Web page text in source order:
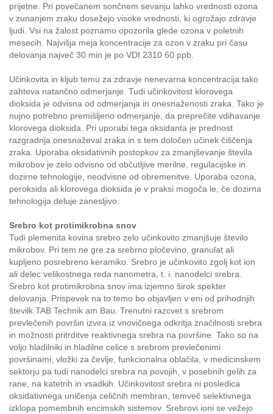
prijetne. Pri povečanem sončnem sevanju lahko vrednosti ozona
v zunanjem zraku dosežejo visoke vrednosti, ki ogrožajo zdravje
ljudi. Vsi na žalost poznamo opozorila glede ozona v poletnih
mesecih. Najvišja meja koncentracije za ozon v zraku pri času
delovanja največ 30 min je po VDI 2310 60 ppb.
Učinkovita in kljub temu za zdravje nenevarna koncentracija tako
zahteva natančno odmerjanje. Tudi učinkovitost klorovega
dioksida je odvisna od odmerjanja in onesnaženosti zraka. Tako je
nujno potrebno premišljeno odmerjanje, da preprečite vdihavanje
klorovega dioksida. Pri uporabi tega oksidanta je prednost
razgradnja onesnaževal zraka in s tem določen učinek čiščenja
zraka. Uporaba oksidativnih postopkov za zmanjševanje števila
mikrobov je zelo odvisno od občutljive merilne, regulacijske in
dozirne tehnologije, neodvisne od obremenitve. Uporaba ozona,
peroksida ali klorovega dioksida je v praksi mogoča le, če dozirna
tehnologija deluje zanesljivo.
Srebro kot protimikrobna snov
Tudi plemenita kovina srebro zelo učinkovito zmanjšuje število
mikrobov. Pri tem ne gre za srebrno pločevino, granulat ali
kupljeno posrebreno keramiko. Srebro je učinkovito zgolj kot ion
ali delec velikostnega reda nanometra, t. i. nanodelci srebra.
Srebro kot protimikrobna snov ima izjemno širok spekter
delovanja. Prispevek na to temo bo objavljen v eni od prihodnjih
številk TAB Technik am Bau. Trenutni razcvet s srebrom
prevlečenih površin izvira iz vnovičnega odkritja značilnosti srebra
in možnosti pritrditve reaktivnega srebra na površine. Tako so na
voljo hladilniki in hladilne celice s srebrom prevlečenimi
površinami, vložki za čevlje, funkcionalna oblačila, v medicinskem
sektorju pa tudi nanodelci srebra na povojih, v posebnih gelih za
rane, na katetrih in vsadkih. Učinkovitost srebra ni posledica
oksidativnega uničenja celičnih membran, temveč selektivnega
izklopa pomembnih encimskih sistemov. Srebrovi ioni se vežejo